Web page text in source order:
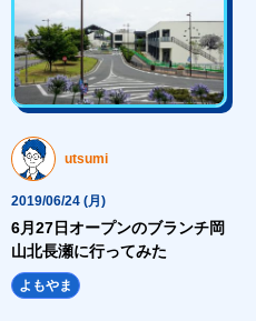
utsumi
2019/06/24 (月)
6月27日オープンのブランチ岡
山北長瀬に行ってみた
よもやま
link topNav-link2">
width: 1023px)"
content/themes/wp-hajime2021/
content/themes/wp-hajime2021/
content/themes/wp-hajime2021/
wp-content/themes/wp-